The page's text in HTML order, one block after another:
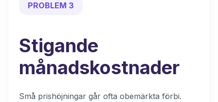
PROBLEM 3
Stigande
månadskostnader
Små prishöjningar går ofta obemärkta förbi.